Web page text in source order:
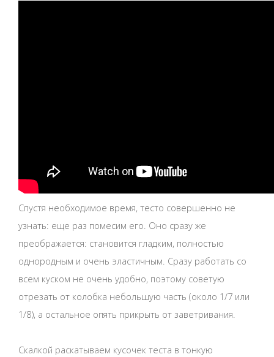
Спустя необходимое время, тесто совершенно не
узнать: еще раз помесим его. Оно сразу же
преображается: становится гладким, полностью
однородным и очень эластичным. Сразу работать со
всем куском не очень удобно, поэтому советую
отрезать от колобка небольшую часть (около 1/7 или
1/8), а остальное опять прикрыть от заветривания.
Скалкой раскатываем кусочек теста в тонкую